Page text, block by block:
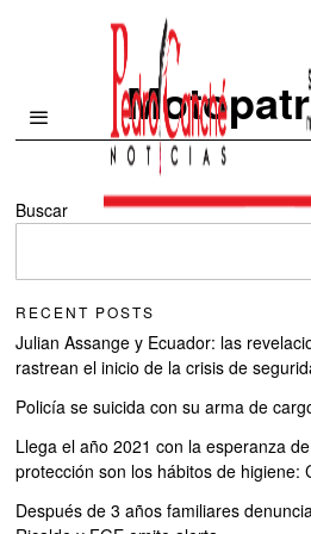
Buscar
RECENT POSTS
Julian Assange y Ecuador: las
rastrean el inicio de la crisis de
Policía se suicida con su arma de
Llega el año 2021 con la esperanza
protección son los hábitos de higiene:
Después de 3 años familiares